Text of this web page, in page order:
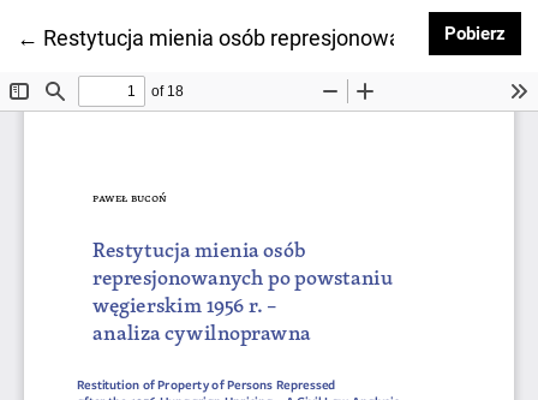
← Wróć do szczegółów artykułu
Restytucja mienia osób represjonowanych poPobierz